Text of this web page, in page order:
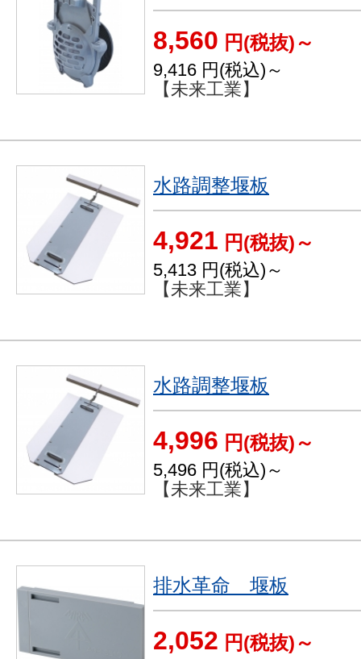
8,560 円(税抜)～
9,416 円(税込)～
【未来工業】
水路調整堰板
4,921 円(税抜)～
5,413 円(税込)～
【未来工業】
水路調整堰板
4,996 円(税抜)～
5,496 円(税込)～
【未来工業】
排水革命 堰板
2,052 円(税抜)～